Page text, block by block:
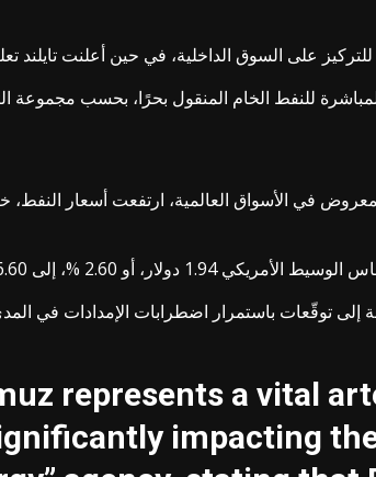
على السوق الداخلية، في حين أعلنت تايلند
في الأسواق العالمية، ارتفعت أسعار النفط،
باستمرار اضطرابات الإمدادات في
represents a vital
impacting